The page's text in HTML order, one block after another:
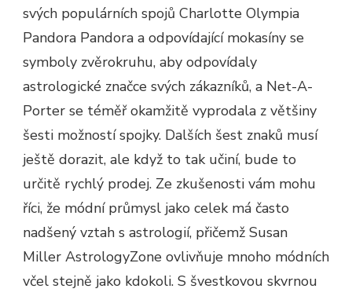
svých populárních spojů Charlotte Olympia
Pandora Pandora a odpovídající mokasíny se
symboly zvěrokruhu, aby odpovídaly
astrologické značce svých zákazníků, a Net-A-
Porter se téměř okamžitě vyprodala z většiny
šesti možností spojky. Dalších šest znaků musí
ještě dorazit, ale když to tak učiní, bude to
určitě rychlý prodej. Ze zkušenosti vám mohu
říci, že módní průmysl jako celek má často
nadšený vztah s astrologií, přičemž Susan
Miller AstrologyZone ovlivňuje mnoho módních
včel stejně jako kdokoli. S švestkovou skvrnou